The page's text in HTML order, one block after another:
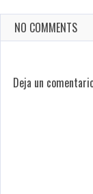
NO COMMENTS
Deja un